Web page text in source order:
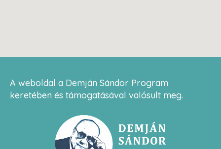
A weboldal a Demján Sándor Program
keretében és támogatásával valósult meg.